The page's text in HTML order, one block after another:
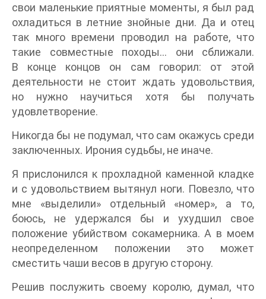
свои маленькие приятные моменты, я был рад
охладиться в летние знойные дни. Да и отец
так много времени проводил на работе, что
такие совместные походы… они сближали.
В конце концов он сам говорил: от этой
деятельности не стоит ждать удовольствия,
но нужно научиться хотя бы получать
удовлетворение.
Никогда бы не подумал, что сам окажусь среди
заключенных. Ирония судьбы, не иначе.
Я прислонился к прохладной каменной кладке
и с удовольствием вытянул ноги. Повезло, что
мне «выделили» отдельный «номер», а то,
боюсь, не удержался бы и ухудшил свое
положение убийством сокамерника. А в моем
неопределенном положении это может
сместить чаши весов в другую сторону.
Решив послужить своему королю, думал, что